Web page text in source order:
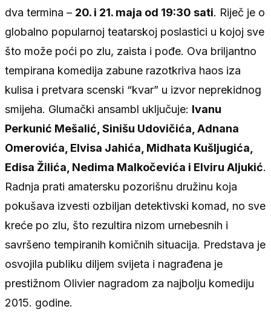
dva termina – 20. i 21. maja od 19:30 sati. Riječ je o
globalno popularnoj teatarskoj poslastici u kojoj sve
što može poći po zlu, zaista i pođe. Ova briljantno
tempirana komedija zabune razotkriva haos iza
kulisa i pretvara scenski “kvar” u izvor neprekidnog
smijeha. Glumački ansambl uključuje: Ivanu
Perkunić Mešalić, Sinišu Udovičića, Adnana
Omerovića, Elvisa Jahića, Midhata Kušljugića,
Edisa Žilića, Nedima Malkočevića i Elviru Aljukić.
Radnja prati amatersku pozorišnu družinu koja
pokušava izvesti ozbiljan detektivski komad, no sve
kreće po zlu, što rezultira nizom urnebesnih i
savršeno tempiranih komičnih situacija. Predstava je
osvojila publiku diljem svijeta i nagrađena je
prestižnom Olivier nagradom za najbolju komediju
2015. godine.